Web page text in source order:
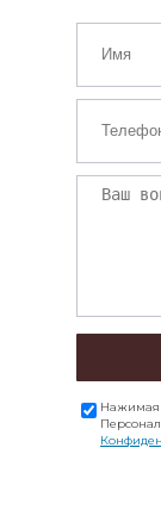
Нажимая